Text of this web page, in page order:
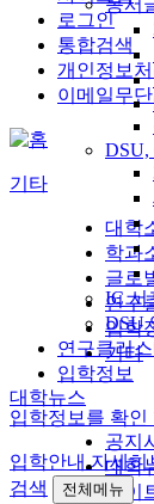
DSU,
IC 서
DSU
연구클러스
입학정보
입학정보를 확인
입학안내 자세히
검색
전체메뉴
로그인
통합검색
개인정보
이메일무
기타
대학
학과
글로
연구
입학
기타
대학뉴스
공지
대학
사이